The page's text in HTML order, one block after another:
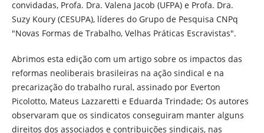
convidadas, Profa. Dra. Valena Jacob (UFPA) e Profa. Dra.
Suzy Koury (CESUPA), líderes do Grupo de Pesquisa CNPq
"Novas Formas de Trabalho, Velhas Práticas Escravistas".
Abrimos esta edição com um artigo sobre os impactos das
reformas neoliberais brasileiras na ação sindical e na
precarização do trabalho rural, assinado por Everton
Picolotto, Mateus Lazzaretti e Eduarda Trindade; Os autores
observaram que os sindicatos conseguiram manter alguns
direitos dos associados e contribuições sindicais, nas